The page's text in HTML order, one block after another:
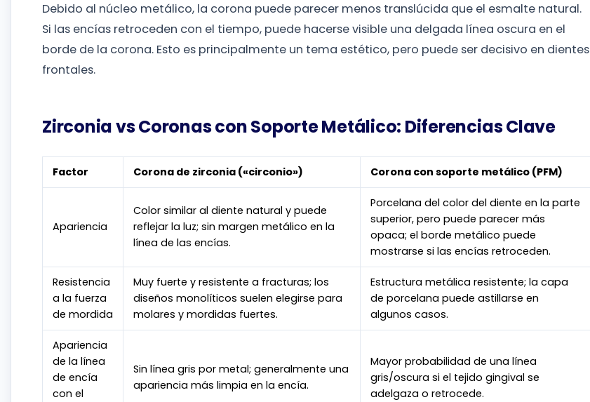
Debido al núcleo metálico, la corona puede parecer menos translúcida que el esmalte natural.
Si las encías retroceden con el tiempo, puede hacerse visible una delgada línea oscura en el
borde de la corona. Esto es principalmente un tema estético, pero puede ser decisivo en dientes
frontales.
Zirconia vs Coronas con Soporte Metálico: Diferencias Clave
Factor Corona de zirconia («circonio») Corona con soporte metálico (PFM)
Apariencia
Color similar al diente natural y puede
reflejar la luz; sin margen metálico en la
línea de las encías.
Porcelana del color del diente en la parte
superior, pero puede parecer más
opaca; el borde metálico puede
mostrarse si las encías retroceden.
Resistencia
a la fuerza
de mordida
Muy fuerte y resistente a fracturas; los
diseños monolíticos suelen elegirse para
molares y mordidas fuertes.
Estructura metálica resistente; la capa
de porcelana puede astillarse en
algunos casos.
Apariencia
de la línea
de encía
con el
Sin línea gris por metal; generalmente una
apariencia más limpia en la encía.
Mayor probabilidad de una línea
gris/oscura si el tejido gingival se
adelgaza o retrocede.